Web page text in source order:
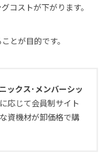
コストが下がります。
とが目的です。
ックス･メンバーシッ
応じて会員制サイト
資機材が卸価格で購